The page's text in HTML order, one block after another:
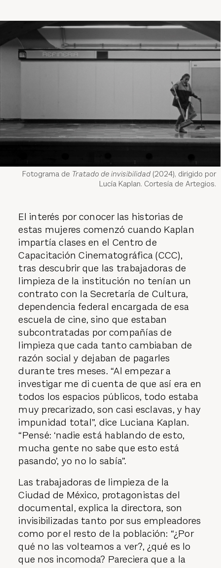
Fotograma de Tratado de invisibilidad(2024), dirigido por
Lucía Kaplan. Cortesía de Artegios.
El interés por conocer las historias de
estas mujeres comenzó cuando Kaplan
impartía clases en el Centro de
Capacitación Cinematográfica (CCC),
tras descubrir que las trabajadoras de
limpieza de la institución no tenían un
contrato con la Secretaría de Cultura,
dependencia federal encargada de esa
escuela de cine, sino que estaban
subcontratadas por compañías de
limpieza que cada tanto cambiaban de
razón social y dejaban de pagarles
durante tres meses. “Al empezar a
investigar me di cuenta de que así era en
todos los espacios públicos, todo estaba
muy precarizado, son casi esclavas, y hay
impunidad total”, dice Luciana Kaplan.
“Pensé: ‘nadie está hablando de esto,
mucha gente no sabe que esto está
pasando’, yo no lo sabía”.
Las trabajadoras de limpieza de la
Ciudad de México, protagonistas del
documental, explica la directora, son
invisibilizadas tanto por sus empleadores
como por el resto de la población: “¿Por
qué no las volteamos a ver?, ¿qué es lo
que nos incomoda? Pareciera que a la